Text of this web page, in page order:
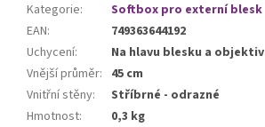
Kategorie:
Softbox pro externí blesk
EAN:
749363644192
Uchycení:
Na hlavu blesku a objektiv
Vnější průměr: 45 cm
Vnitřní stěny:
Stříbrné - odrazné
Hmotnost: 0,3 kg